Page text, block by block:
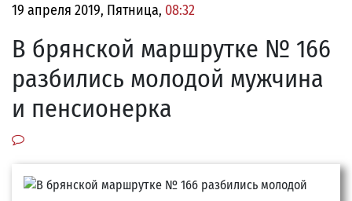
19 апреля 2019, Пятница, 08:32
В брянской маршрутке № 166
разбились молодой мужчина
и пенсионерка